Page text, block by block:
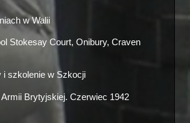
w Walii
Stokesay Court, Onibury, Craven
i szkolenie w Szkocji
Armii Brytyjskiej. Czerwiec 1942